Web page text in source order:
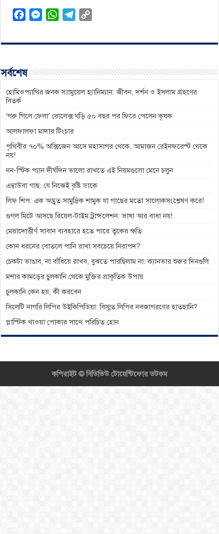
c
o
o
M
s
g
r
W
a
p
l
a
p
n
সর্বশেষ
হোমিওপ্যাথির জনক স্যামুয়েল হ্যানিম্যান: জীবন, দর্শন ও ইসলাম গ্রহণের
বিতর্ক
‘গরু গিলে ফেলা’ রোলেক্স ঘড়ি ৫০ বছর পর ফিরে পেলেন কৃষক
আলফালফা মাদার টিংচার
পৃথিবীর ৭০% অক্সিজেন আসে মহাসাগর থেকে, আমাজন রেইনফরেস্ট থেকে
নয়!
নন-স্টিক প্যান দীর্ঘদিন ভালো রাখতে এই নিয়মগুলো মেনে চলুন
এম্বাউবা গাছ: যে নিজেই বৃষ্টি ডাকে
লিফ শিপ: এক অদ্ভুত সামুদ্রিক শামুক যা গাছের মতো সালোকসংশ্লেষণ করে!
গুগল মিটে আসছে রিয়েল-টাইম ট্রান্সলেশন: ভাষা আর বাধা নয়!
মেয়াদোত্তীর্ণ সাবান ব্যবহারে হতে পারে ত্বকের ক্ষতি
কোন ধরনের বোতলে পানি রাখা সবচেয়ে নিরাপদ?
চেকটা ভাঙাব, না বাঁধিয়ে রাখব, বুঝতে পারছিলাম না: ক্যানভার শুরুর দিনগুলি
মশার কামড়ের চুলকানি থেকে মুক্তির প্রাকৃতিক উপায়
চুলকানি কেন হয়, কী করবেন
সিলেটি নাগরি লিপির উইকিপিডিয়া: বিস্মৃত লিপির নবজাগরণের হাতছানি?
প্লাস্টিক খাওয়া পোকার সাথে পরিচিত হোন
কপিরাইট ©বিডিভিউ টোয়েন্টিফোর ডটকম